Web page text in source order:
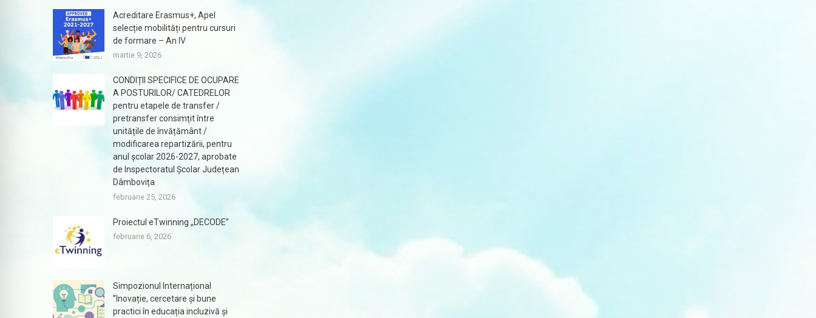
Acreditare Erasmus+, Apel
selecție mobilități pentru cursuri
de formare – An IV
martie 9, 2026
CONDIȚII SPECIFICE DE OCUPARE
A POSTURILOR/ CATEDRELOR
pentru etapele de transfer /
pretransfer consimțit între
unitățile de învățământ /
modificarea repartizării, pentru
anul școlar 2026-2027, aprobate
de Inspectoratul Școlar Județean
Dâmbovița
februarie 25, 2026
Proiectul eTwinning „DECODE”
februarie 6, 2026
Simpozionul Internațional
”Inovație, cercetare și bune
practici în educația incluzivă și